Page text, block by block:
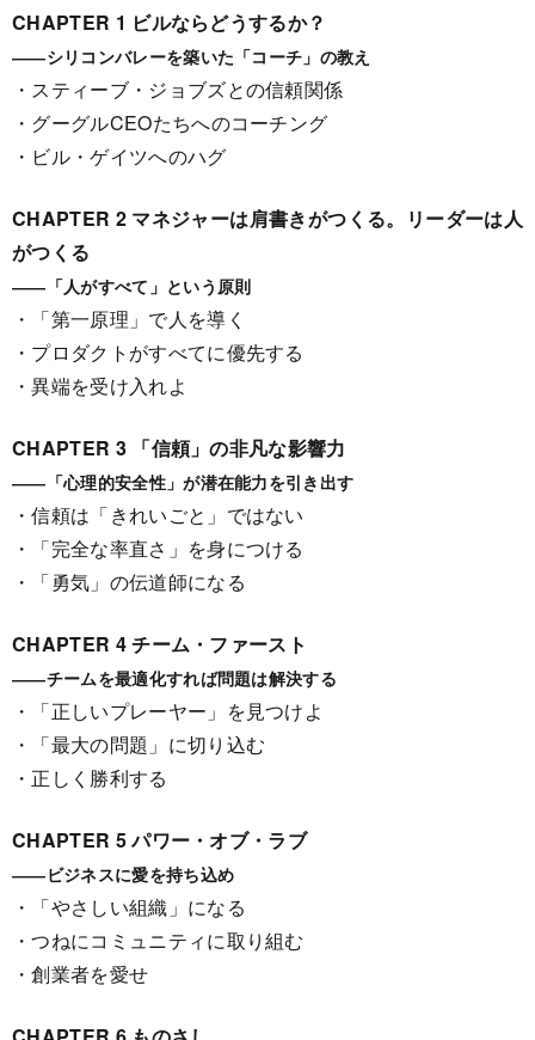
CHAPTER 1 ビルならどうするか？
――シリコンバレーを築いた「コーチ」の教え
・スティーブ・ジョブズとの信頼関係
・グーグルCEOたちへのコーチング
・ビル・ゲイツへのハグ
CHAPTER 2 マネジャーは肩書きがつくる。リーダーは人
がつくる
――「人がすべて」という原則
・「第一原理」で人を導く
・プロダクトがすべてに優先する
・異端を受け入れよ
CHAPTER 3 「信頼」の非凡な影響力
――「心理的安全性」が潜在能力を引き出す
・信頼は「きれいごと」ではない
・「完全な率直さ」を身につける
・「勇気」の伝道師になる
CHAPTER 4 チーム・ファースト
――チームを最適化すれば問題は解決する
・「正しいプレーヤー」を見つけよ
・「最大の問題」に切り込む
・正しく勝利する
CHAPTER 5 パワー・オブ・ラブ
――ビジネスに愛を持ち込め
・「やさしい組織」になる
・つねにコミュニティに取り組む
・創業者を愛せ